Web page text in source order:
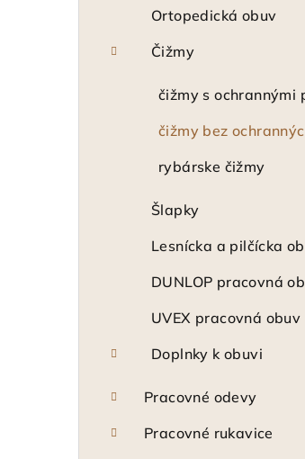
Ortopedická obuv
Čižmy
čižmy s ochrannými
čižmy bez
rybárske čižmy
Šlapky
Lesnícka a pilčícka
DUNLOP pracovná
UVEX pracovná obuv
Doplnky k obuvi
Pracovné odevy
Pracovné rukavice